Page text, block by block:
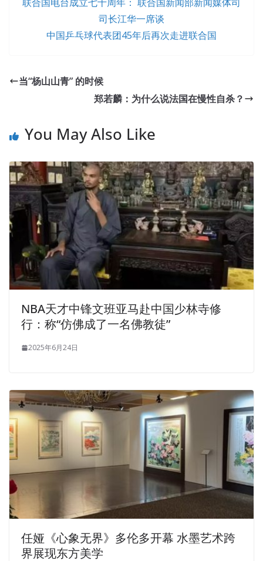
司长江华一席谈
中国乒乓球代表团45年后再次走进联合国
当“杨山山青” 的时候
郑若麟：为什么说法国在慢性自杀？
You May Also Like
NBA天才中锋文班亚马赴中国少林寺修
行：称“仿佛成了一名佛教徒”
2025年6月24日
任娅《心象无界》多伦多开幕 水墨艺术跨
界展现东方美学